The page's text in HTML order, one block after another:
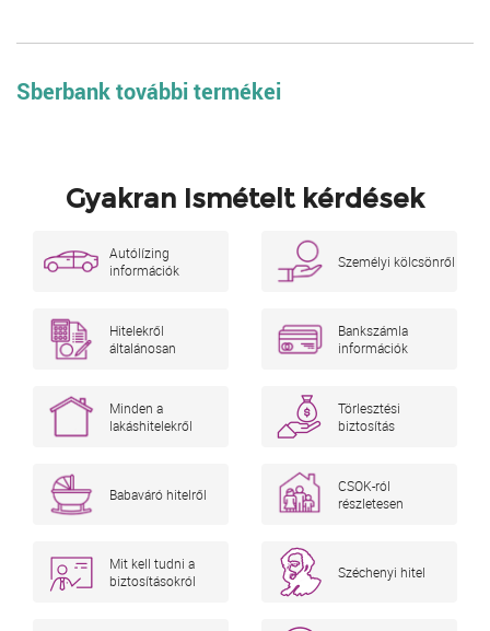
Sberbank további termékei
Gyakran Ismételt kérdések
Autólízing
információk
Személyi kölcsönről
Hitelekről
általánosan
Bankszámla
információk
Minden a
lakáshitelekről
Törlesztési
biztosítás
Babaváró hitelről
CSOK-ról
részletesen
Mit kell tudni a
biztosításokról
Széchenyi hitel